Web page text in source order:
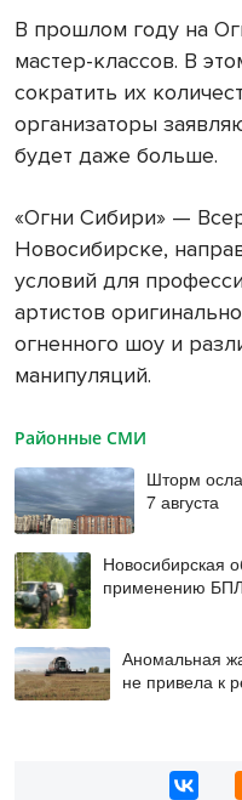
В прошлом году на
мастер-классов. В
сократить их
организаторы
будет даже больше.
«Огни Сибири» —
Новосибирске,
условий для
артистов
огненного шоу и
манипуляций.
Районные СМИ
Шторм
7 августа
Новосибирская
применению
Аномальная
не привела к